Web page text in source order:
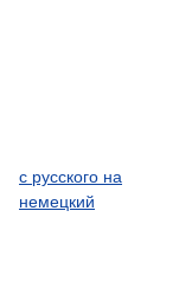
с русского на
немецкий